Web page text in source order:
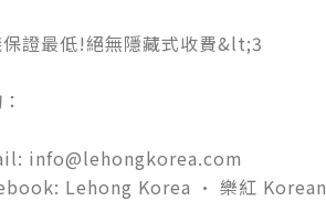
證最低!絕無隱藏式收費&lt;3
info@lehongkorea.com
Lehong Korea • 樂紅